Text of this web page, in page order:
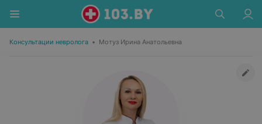
Консультации невролога • Мотуз Ирина Анатольевна